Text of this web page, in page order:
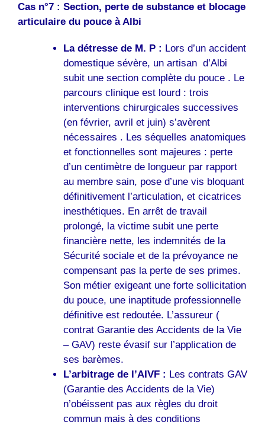
Cas n°7 : Section, perte de substance et blocage
articulaire du pouce à Albi
La détresse de M. P : Lors d’un accident
domestique sévère, un artisan d’Albi
subit une section complète du pouce . Le
parcours clinique est lourd : trois
interventions chirurgicales successives
(en février, avril et juin) s’avèrent
nécessaires . Les séquelles anatomiques
et fonctionnelles sont majeures : perte
d’un centimètre de longueur par rapport
au membre sain, pose d’une vis bloquant
définitivement l’articulation, et cicatrices
inesthétiques. En arrêt de travail
prolongé, la victime subit une perte
financière nette, les indemnités de la
Sécurité sociale et de la prévoyance ne
compensant pas la perte de ses primes.
Son métier exigeant une forte sollicitation
du pouce, une inaptitude professionnelle
définitive est redoutée. L’assureur (
contrat Garantie des Accidents de la Vie
– GAV) reste évasif sur l’application de
ses barèmes.
L’arbitrage de l’AIVF : Les contrats GAV
(Garantie des Accidents de la Vie)
n’obéissent pas aux règles du droit
commun mais à des conditions